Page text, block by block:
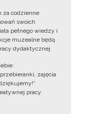
za codzienne
swoich
pełnego wiedzy i
muzealne będą
dydaktycznej.
zajęcia
pracy.